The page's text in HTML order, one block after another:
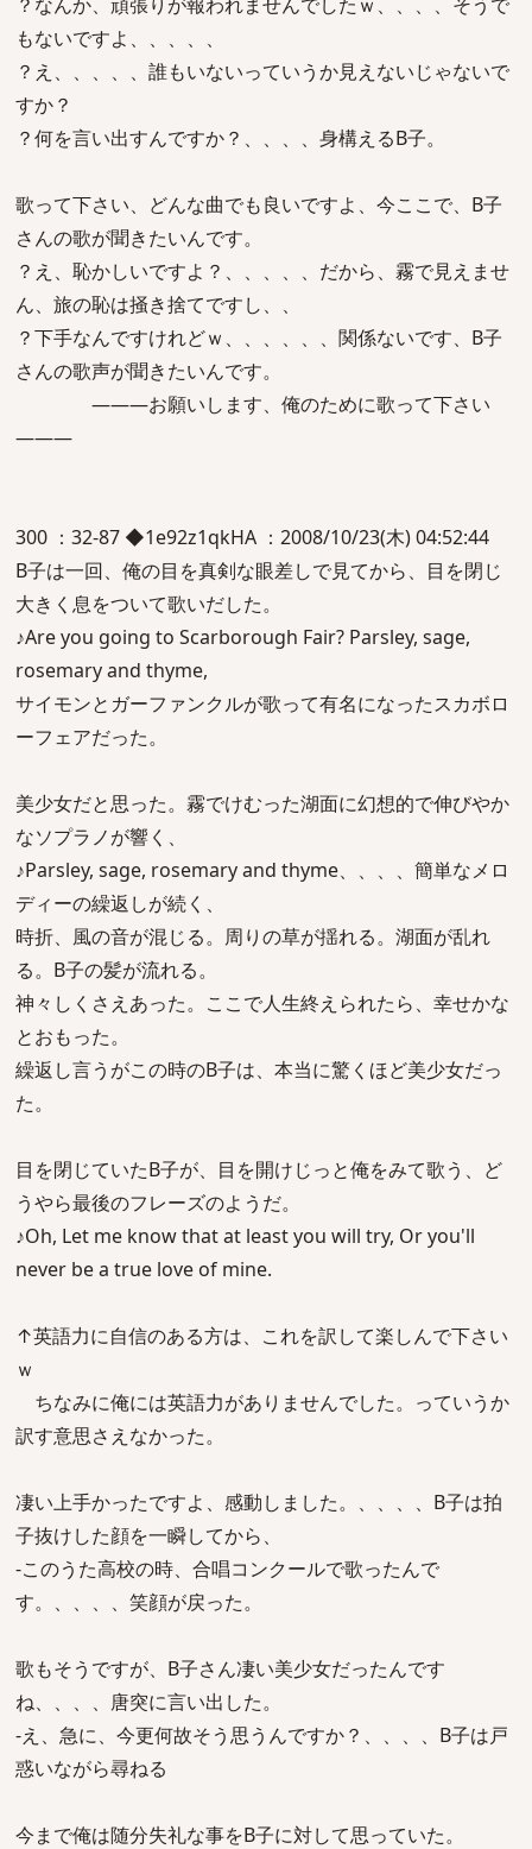
もないですよ、、、、、
？え、、、、、誰もいないっていうか見えないじゃないで
すか？
？何を言い出すんですか？、、、、身構えるB子。
歌って下さい、どんな曲でも良いですよ、今ここで、B子
さんの歌が聞きたいんです。
？え、恥かしいですよ？、、、、、だから、霧で見えませ
ん、旅の恥は掻き捨てですし、、
？下手なんですけれどｗ、、、、、、関係ないです、B子
さんの歌声が聞きたいんです。
―――お願いします、俺のために歌って下さい
―――
300 ：32-87 ◆1e92z1qkHA ：2008/10/23(木) 04:52:44
B子は一回、俺の目を真剣な眼差しで見てから、目を閉じ
大きく息をついて歌いだした。
♪Are you going to Scarborough Fair? Parsley, sage,
rosemary and thyme,
サイモンとガーファンクルが歌って有名になったスカボロ
ーフェアだった。
美少女だと思った。霧でけむった湖面に幻想的で伸びやか
なソプラノが響く、
♪Parsley, sage, rosemary and thyme、、、、簡単なメロ
ディーの繰返しが続く、
時折、風の音が混じる。周りの草が揺れる。湖面が乱れ
る。B子の髪が流れる。
神々しくさえあった。ここで人生終えられたら、幸せかな
とおもった。
繰返し言うがこの時のB子は、本当に驚くほど美少女だっ
た。
目を閉じていたB子が、目を開けじっと俺をみて歌う、ど
うやら最後のフレーズのようだ。
♪Oh, Let me know that at least you will try, Or you'll
never be a true love of mine.
↑英語力に自信のある方は、これを訳して楽しんで下さい
ｗ
ちなみに俺には英語力がありませんでした。っていうか
訳す意思さえなかった。
凄い上手かったですよ、感動しました。、、、、B子は拍
子抜けした顔を一瞬してから、
-このうた高校の時、合唱コンクールで歌ったんで
す。、、、、笑顔が戻った。
歌もそうですが、B子さん凄い美少女だったんです
ね、、、、唐突に言い出した。
-え、急に、今更何故そう思うんですか？、、、、B子は戸
惑いながら尋ねる
今まで俺は随分失礼な事をB子に対して思っていた。